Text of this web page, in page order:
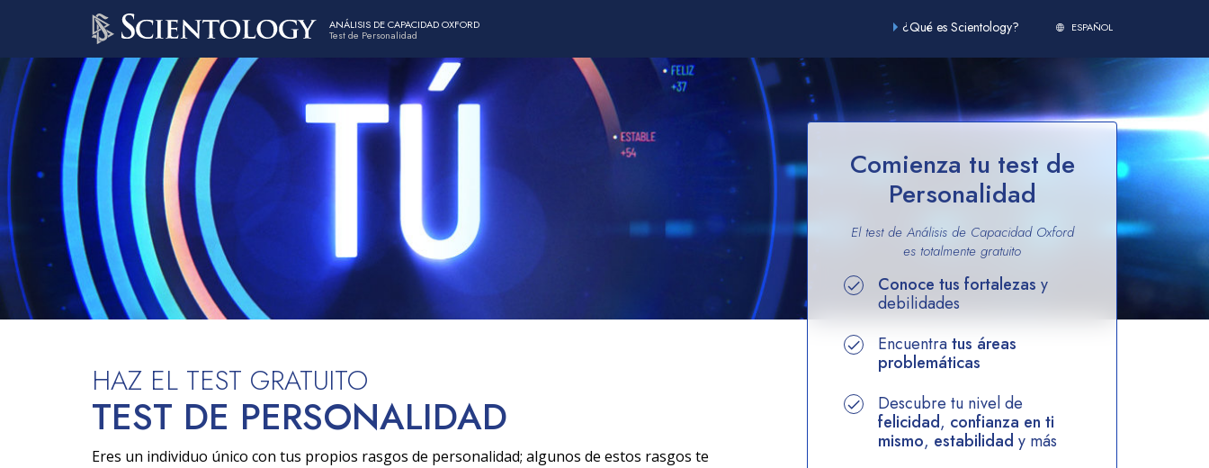
ANÁLISIS DE CAPACIDAD OXFORD
Test de Personalidad ¿Qué es Scientology? ESPAÑOL
Comienza tu test de
Personalidad
El test de Análisis de Capacidad Oxford
es totalmente gratuito
Conoce tus fortalezas y
debilidades
Encuentratus áreas
problemáticas
Descubre tu nivel de
felicidad, confianza en ti
mismo, estabilidad y más
HAZ EL TEST GRATUITO
TEST DE PERSONALIDAD
Eres un individuo único con tus propios rasgos de personalidad; algunos de estos rasgos te